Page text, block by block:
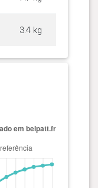
3.4 kg